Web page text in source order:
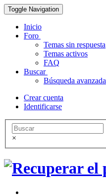
Toggle Navigation
Inicio
Foro
Temas sin respuesta
Temas activos
FAQ
Buscar
Búsqueda avanzada
Crear cuenta
Identificarse
×